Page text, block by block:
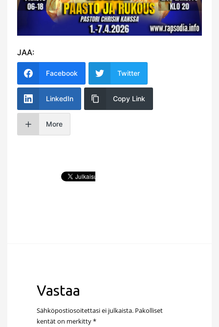
JAA:
Facebook Twitter
LinkedIn Copy Link
More
Vastaa
Sähköpostiosoitettasi ei julkaista. Pakolliset
kentät on merkitty*